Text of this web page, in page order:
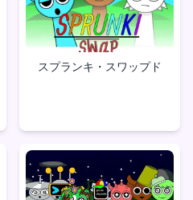
スプランキ・スワップド